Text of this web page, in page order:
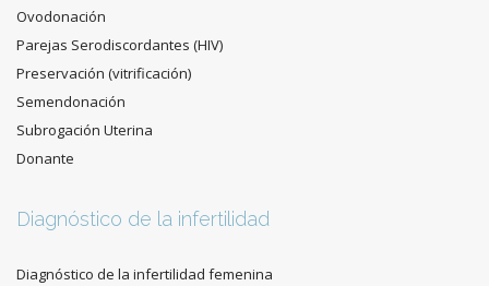
Ovodonación
Parejas Serodiscordantes (HIV)
Preservación (vitrificación)
Semendonación
Subrogación Uterina
Donante
Diagnóstico de la infertilidad
Diagnóstico de la infertilidad femenina